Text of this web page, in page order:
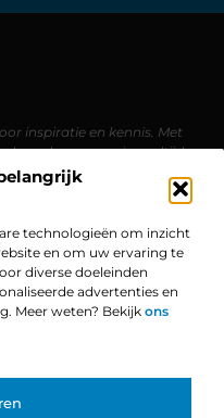
technologieën om inzicht
en om uw ervaring te
diverse doeleinden
advertenties en
Meer weten? Bekijk ons
inspiratie en kennis. Met
onderwerpen, is er altijd